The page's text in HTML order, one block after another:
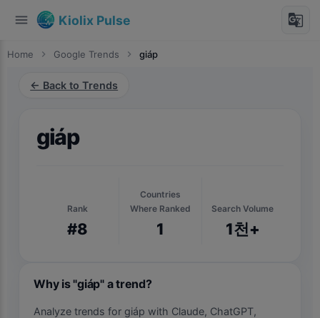
menu Kiolix Pulse g_translate
Home chevron_right Google Trends chevron_right giáp
← Back to Trends
giáp
Rank
#8
Countries
Where Ranked
1
Search Volume
1천+
Why is "giáp" a trend?
Analyze trends for giáp with Claude, ChatGPT,